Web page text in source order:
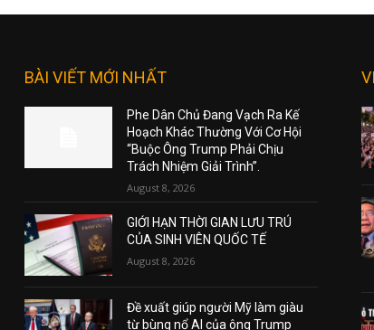
BÀI VIẾT MỚI NHẤT
Phe Dân Chủ Đang Vạch Ra Kế
Hoạch Khác Thường Với Cơ Hội
“Buộc Ông Trump Phải Chịu
Trách Nhiệm Giải Trình”.
August 8, 2026
GIỚI HẠN THỜI GIAN LƯU TRÚ
CỦA SINH VIÊN QUỐC TẾ
August 8, 2026
Đề xuất giúp người Mỹ làm giàu
từ bùng nổ AI của ông Trump